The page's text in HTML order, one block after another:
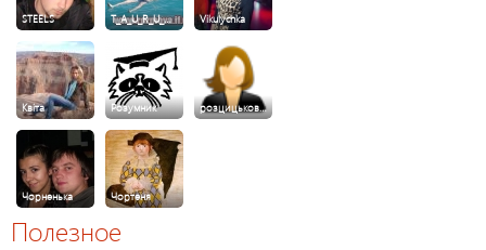
STEELS T_A_U_R_U_… Vikulychka
Квiта Розумник розцицьков…
Чорненька Чортеня
Полезное